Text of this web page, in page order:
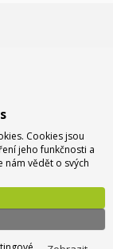
Cookies jsou
jeho funkčnosti a
nám vědět o svých